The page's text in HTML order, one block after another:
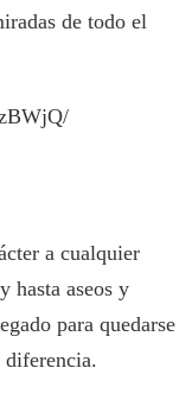
de todo el
a cualquier
hasta aseos y
para quedarse
diferencia.